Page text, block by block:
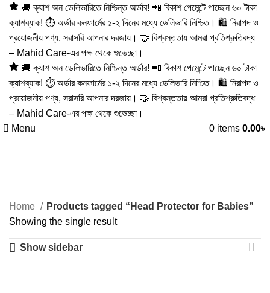
🚚 ক্যাশ অন ডেলিভারিতে নিশ্চিন্ত অর্ডার! 📲 বিকাশ পেমেন্টে পাচ্ছেন ৬০ টাকা
ক্যাশব্যাক! ⏱️ অর্ডার কনফার্মের ১-২ দিনের মধ্যে ডেলিভারি নিশ্চিত। 🛍️ নিরাপদ ও
প্রয়োজনীয় পণ্য, সরাসরি আপনার দরজায়। 🤝 বিশ্বস্ততায় আমরা প্রতিশ্রুতিবদ্ধ
– Mahid Care-এর পক্ষ থেকে শুভেচ্ছা।
🚚 ক্যাশ অন ডেলিভারিতে নিশ্চিন্ত অর্ডার! 📲 বিকাশ পেমেন্টে পাচ্ছেন ৬০ টাকা
ক্যাশব্যাক! ⏱️ অর্ডার কনফার্মের ১-২ দিনের মধ্যে ডেলিভারি নিশ্চিত। 🛍️ নিরাপদ ও
প্রয়োজনীয় পণ্য, সরাসরি আপনার দরজায়। 🤝 বিশ্বস্ততায় আমরা প্রতিশ্রুতিবদ্ধ
– Mahid Care-এর পক্ষ থেকে শুভেচ্ছা।
Menu
0 items 0.00৳
Categories
Home
Products tagged “Head Protector for Babies”
Showing the single result
Show sidebar